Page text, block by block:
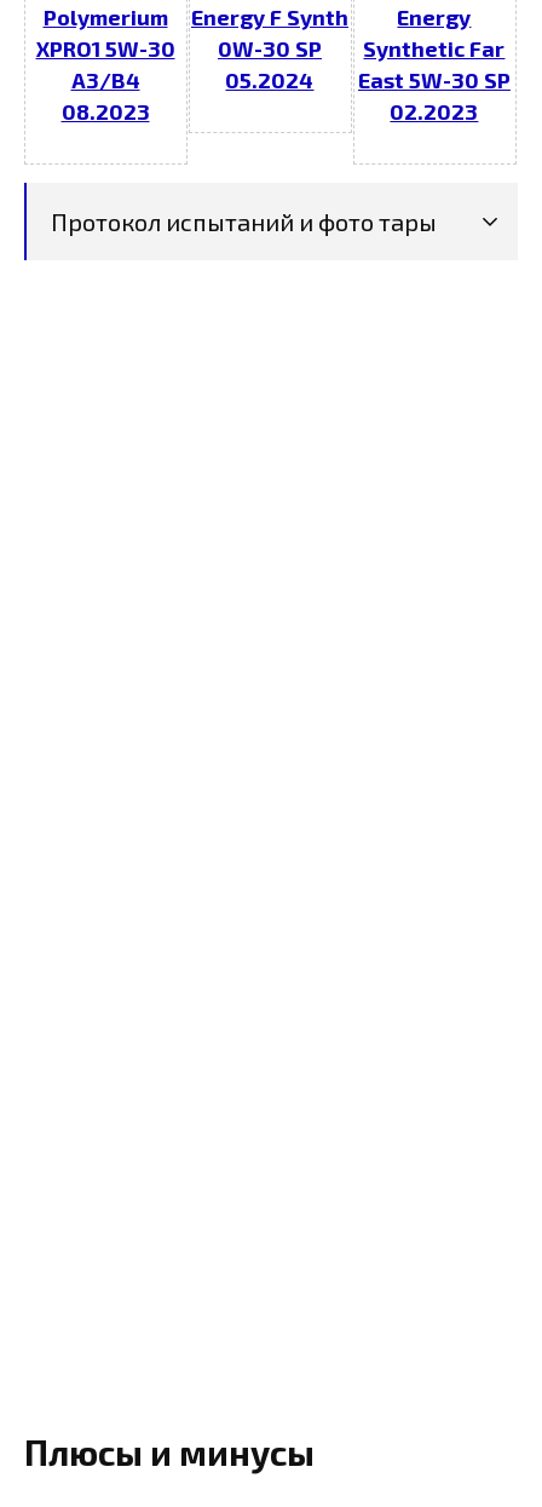
Polymerium
XPRO1 5W-30
A3/B4
08.2023
Energy F Synth
0W-30 SP
05.2024
Energy
Synthetic Far
East 5W-30 SP
02.2023
Протокол испытаний и фото тары
Плюсы и минусы